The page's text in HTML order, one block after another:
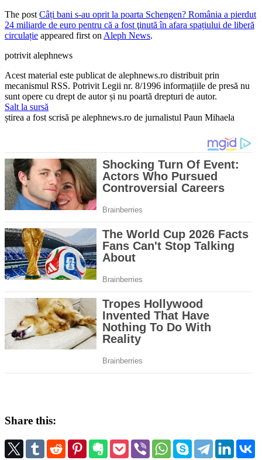
The post Câți bani s-au oprit la poarta Schengen? România a pierdut
24 miliarde de euro pentru că a fost ţinută în afara spațiului de liberă
circulație appeared first on Aleph News.
potrivit alephnews
Acest material este publicat de alephnews.ro distribuit prin
mecanismul RSS. Potrivit Legii nr. 8/1996 informațiile de presă nu
sunt opere cu drept de autor și nu poartă drepturi de autor.
Salt la sursă
știrea a fost scrisă pe alephnews.ro de jurnalistul Paun Mihaela
Share this: